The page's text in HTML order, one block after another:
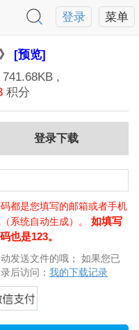
菜单
登录
》 [预览]
741.68KB ,
积分
登录下载
都是您填写的邮箱或者手机
系统自动生成）。 如填写
也是123。
发送文件的哦； 如果您已
后访问： 我的下载记录